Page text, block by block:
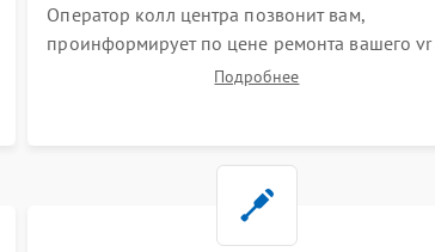
Оператор колл центра позвонит вам,
проинформирует по цене ремонта вашего vr
системы а также ответит на все ваши вопросы.
Подробнее